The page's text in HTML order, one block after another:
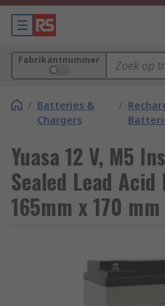
Fabrikantnummer
/ Batteries &
Chargers
/
Yuasa 12 V, M5
Sealed Lead
165mm x 170 mm